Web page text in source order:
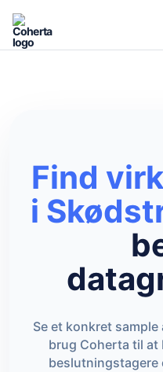
Find
i
Se et konkret
brug Coherta til at
beslutningstagere